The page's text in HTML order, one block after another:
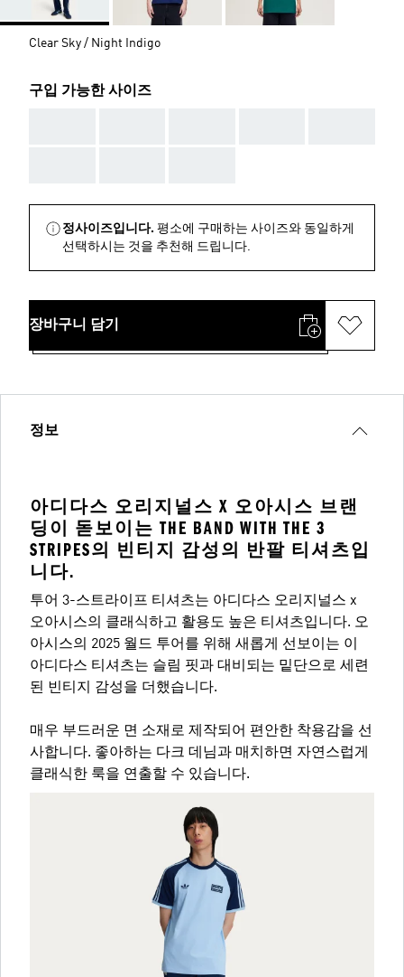
Clear Sky / Night Indigo
구입 가능한 사이즈
정사이즈입니다. 평소에 구매하는 사이즈와 동일하게
선택하시는 것을 추천해 드립니다.
장바구니 담기
정보
아디다스 오리지널스 X 오아시스 브랜
딩이 돋보이는 THE BAND WITH THE 3
STRIPES의 빈티지 감성의 반팔 티셔츠입
니다.
투어 3-스트라이프 티셔츠는 아디다스 오리지널스 x
오아시스의 클래식하고 활용도 높은 티셔츠입니다. 오
아시스의 2025 월드 투어를 위해 새롭게 선보이는 이
아디다스 티셔츠는 슬림 핏과 대비되는 밑단으로 세련
된 빈티지 감성을 더했습니다.
매우 부드러운 면 소재로 제작되어 편안한 착용감을 선
사합니다. 좋아하는 다크 데님과 매치하면 자연스럽게
클래식한 룩을 연출할 수 있습니다.